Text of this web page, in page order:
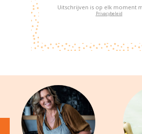
Uitschrijven is op elk moment
Privacybeleid